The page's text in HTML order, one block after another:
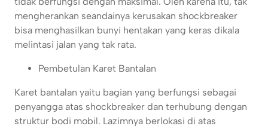
mengherankan seandainya kerusakan shockbreaker
bisa menghasilkan bunyi hentakan yang keras dikala
melintasi jalan yang tak rata.
Pembetulan Karet Bantalan
Karet bantalan yaitu bagian yang berfungsi sebagai
penyangga atas shockbreaker dan terhubung dengan
struktur bodi mobil. Lazimnya berlokasi di atas